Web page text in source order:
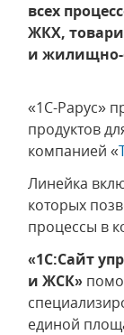
всех
ЖКХ,
и жилищно-
«1С-Рарус»
продуктов
компанией «
Линейка
которых
процессы в
«1С:Сайт
и ЖСК»
единой